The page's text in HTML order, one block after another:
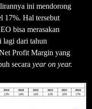
ini mendorong
17%. Hal tersebut
bisa merasakan
lagi dari tahun
Profit Margin yang
secara year on year.